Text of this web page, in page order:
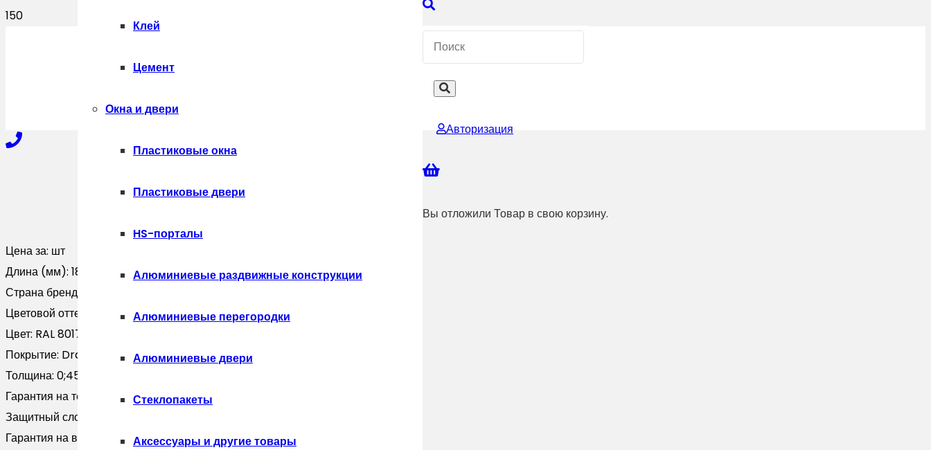
+7-910-327-77-88
Клей
Цемент
Окна и двери
Пластиковые окна
Пластиковые двери
HS-порталы
Алюминиевые раздвижные конструкции
Алюминиевые перегородки
Алюминиевые двери
Стеклопакеты
Аксессуары и другие товары
Авторизация
Вы отложили Товар в свою корзину.
Цена за: шт
Длина (мм): 1800
Страна бренда:
Цветовой оттенок:
Коричневый
Цвет: RAL 8017
Покрытие: Drap-double TX
Толщина: 0;45
Гарантия на технические хара:20 лет
Защитный слой, г/м2:
Гарантия на внешний вид:10 лет